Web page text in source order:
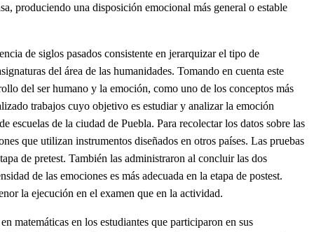
produciendo una disposición emocional más general o estable
de siglos pasados consistente en jerarquizar el tipo de
del área de las humanidades. Tomando en cuenta este
del ser humano y la emoción, como uno de los conceptos más
trabajos cuyo objetivo es estudiar y analizar la emoción
escuelas de la ciudad de Puebla. Para recolectar los datos sobre las
que utilizan instrumentos diseñados en otros países. Las pruebas
de pretest. También las administraron al concluir las dos
de las emociones es más adecuada en la etapa de postest.
la ejecución en el examen que en la actividad.
matemáticas en los estudiantes que participaron en sus